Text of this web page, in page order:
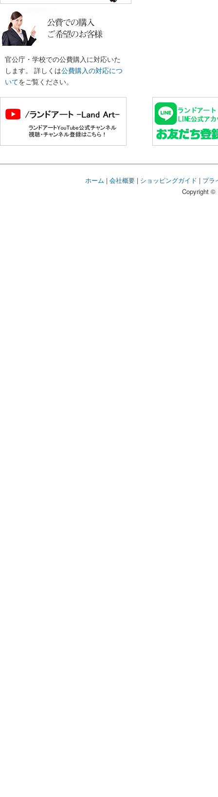
官公庁・学校での公費購入に対応いた
します。 詳しくは公費購入の対応につ
いてをご覧ください。
ホーム | 会社概要| ショッピングガイド | プラ
Copyright ©